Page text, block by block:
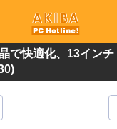
で快適化、13イン